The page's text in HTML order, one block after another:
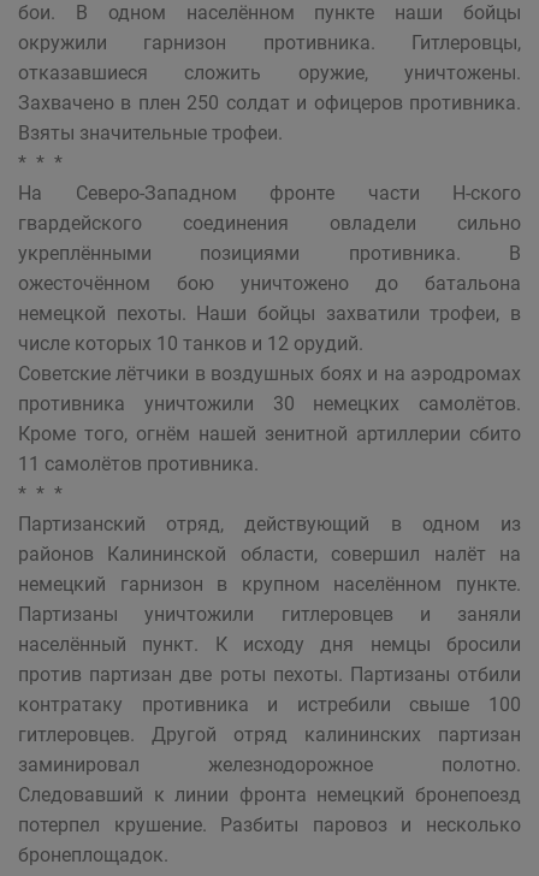
бои. В одном населённом пункте наши бойцы
окружили гарнизон противника. Гитлеровцы,
отказавшиеся сложить оружие, уничтожены.
Захвачено в плен 250 солдат и офицеров противника.
Взяты значительные трофеи.
* * *
На Северо-Западном фронте части Н-ского
гвардейского соединения овладели сильно
укреплёнными позициями противника. В
ожесточённом бою уничтожено до батальона
немецкой пехоты. Наши бойцы захватили трофеи, в
числе которых 10 танков и 12 орудий.
Советские лётчики в воздушных боях и на аэродромах
противника уничтожили 30 немецких самолётов.
Кроме того, огнём нашей зенитной артиллерии сбито
11 самолётов противника.
* * *
Партизанский отряд, действующий в одном из
районов Калининской области, совершил налёт на
немецкий гарнизон в крупном населённом пункте.
Партизаны уничтожили гитлеровцев и заняли
населённый пункт. К исходу дня немцы бросили
против партизан две роты пехоты. Партизаны отбили
контратаку противника и истребили свыше 100
гитлеровцев. Другой отряд калининских партизан
заминировал железнодорожное полотно.
Следовавший к линии фронта немецкий бронепоезд
потерпел крушение. Разбиты паровоз и несколько
бронеплощадок.